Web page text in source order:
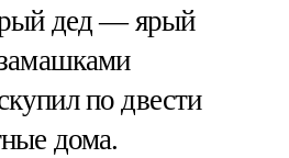
дед — ярый
по двести
дома.